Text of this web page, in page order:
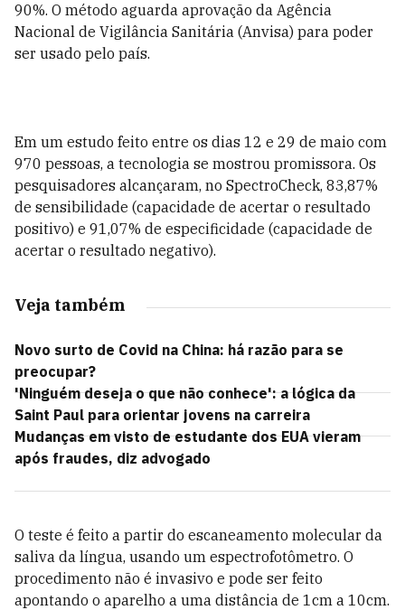
90%. O método aguarda aprovação da Agência
Nacional de Vigilância Sanitária (Anvisa) para poder
ser usado pelo país.
Em um estudo feito entre os dias 12 e 29 de maio com
970 pessoas, a tecnologia se mostrou promissora. Os
pesquisadores alcançaram, no SpectroCheck, 83,87%
de sensibilidade (capacidade de acertar o resultado
positivo) e 91,07% de especificidade (capacidade de
acertar o resultado negativo).
Veja também
Novo surto de Covid na China: há razão para se
preocupar?
'Ninguém deseja o que não conhece': a lógica da
Saint Paul para orientar jovens na carreira
Mudanças em visto de estudante dos EUA vieram
após fraudes, diz advogado
O teste é feito a partir do escaneamento molecular da
saliva da língua, usando um espectrofotômetro. O
procedimento não é invasivo e pode ser feito
apontando o aparelho a uma distância de 1cm a 10cm.